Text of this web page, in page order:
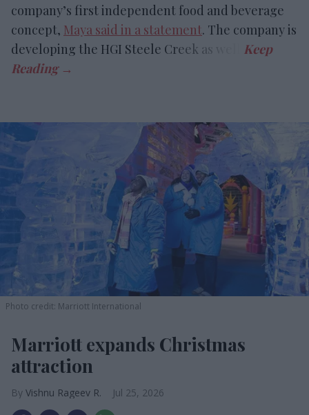
company’s first independent food and beverage
concept, Maya said in a statement. The company is
developing the HGI Steele Creek as well.
Photo credit: Marriott International
Marriott expands Christmas
attraction
Vishnu Rageev R. Jul 25, 2026